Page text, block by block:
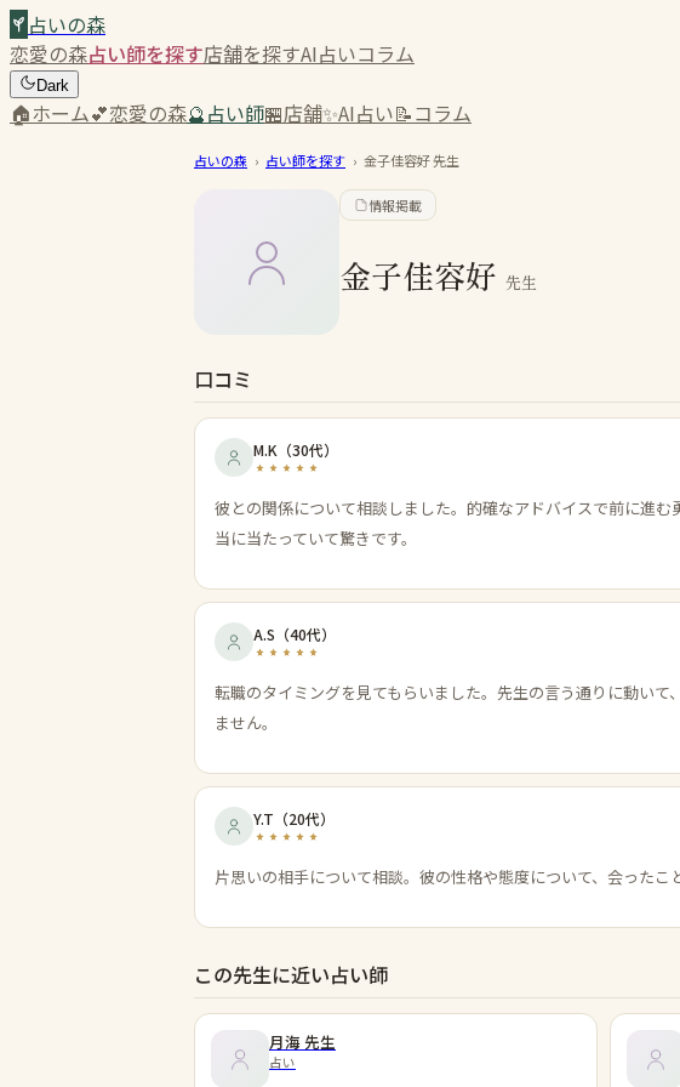
占いの森
恋愛の森占い師を探す店舗を探すAI占いコラム
Dark
🏠ホーム💕恋愛の森🔮占い師🏪店舗✨AI占い📝コラム
占いの森 › 占い師を探す › 金子佳容好先生
情報掲載
金子佳容好 先生
口コミ
M.K （30代）
彼との関係について相談しました。的確なアドバイスで前に進
当に当たっていて驚きです。
A.S （40代）
転職のタイミングを見てもらいました。先生の言う通りに動いて
ません。
Y.T （20代）
片思いの相手について相談。彼の性格や態度について、会ったこ
この先生に近い占い師
月海 先生
占い